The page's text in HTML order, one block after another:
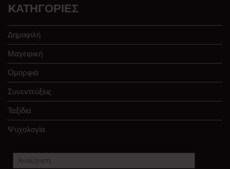
KΑΤΗΓΟΡΊΕΣ
Δημοφιλή
Μαγειρική
Ομορφιά
Συνεντεύξεις
Ταξίδια
Ψυχολογία